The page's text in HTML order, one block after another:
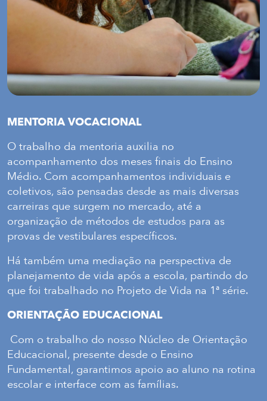
MENTORIA VOCACIONAL
O trabalho da mentoria auxilia no
acompanhamento dos meses finais do Ensino
Médio. Com acompanhamentos individuais e
coletivos, são pensadas desde as mais diversas
carreiras que surgem no mercado, até a
organização de métodos de estudos para as
provas de vestibulares específicos.
Há também uma mediação na perspectiva de
planejamento de vida após a escola, partindo do
que foi trabalhado no Projeto de Vida na 1ª série.
ORIENTAÇÃO EDUCACIONAL
Com o trabalho do nosso Núcleo de Orientação
Educacional, presente desde o Ensino
Fundamental, garantimos apoio ao aluno na rotina
escolar e interface com as famílias.